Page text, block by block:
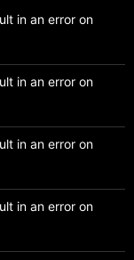
in an error on
in an error on
in an error on
in an error on